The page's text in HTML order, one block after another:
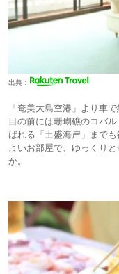
出典：
「奄美大島空港」より車
目の前には珊瑚礁のコバ
ばれる「土盛海岸」まで
よいお部屋で、ゆっくり
か。